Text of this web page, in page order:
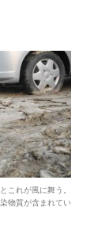
これが風に舞う。
物質が含まれてい